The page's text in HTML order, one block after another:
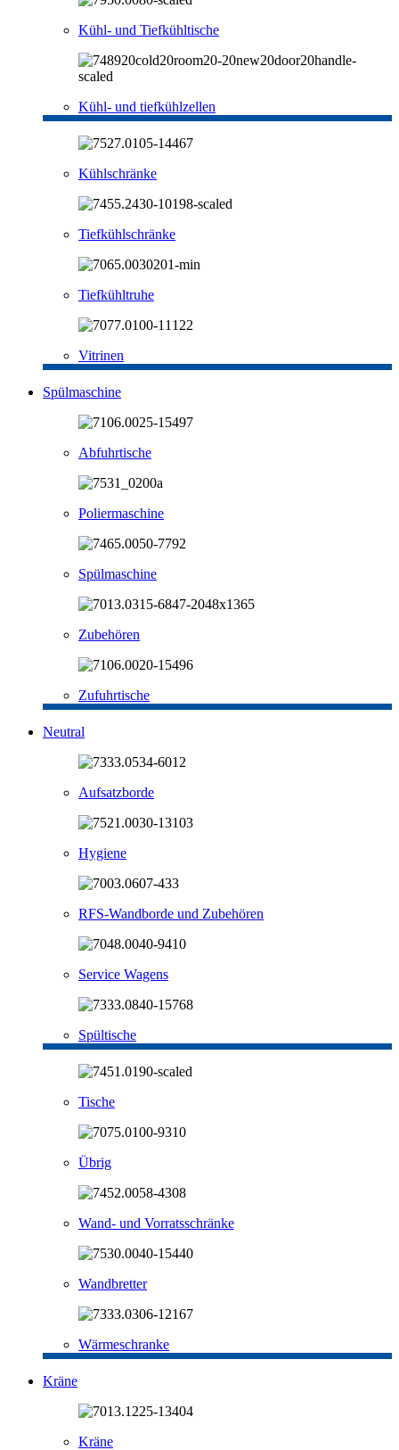
Kühl- und Tiefkühltische
Kühl- und tiefkühlzellen
Kühlschränke
Tiefkühlschränke
Tiefkühltruhe
Vitrinen
Spülmaschine
Abfuhrtische
Poliermaschine
Spülmaschine
Zubehören
Zufuhrtische
Neutral
Aufsatzborde
Hygiene
RFS-Wandborde und Zubehören
Service Wagens
Spültische
Tische
Übrig
Wand- und Vorratsschränke
Wandbretter
Wärmeschranke
Kräne
Kräne